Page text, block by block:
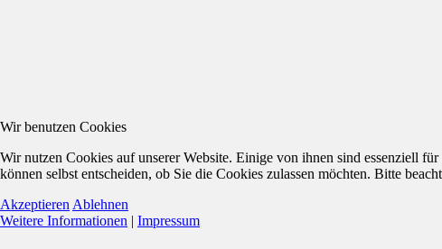
Wir benutzen Cookies
Wir nutzen Cookies auf unserer Website. Einige von ihnen sind essenziell
können selbst entscheiden, ob Sie die Cookies zulassen möchten. Bitte
Akzeptieren Ablehnen
Weitere Informationen | Impressum